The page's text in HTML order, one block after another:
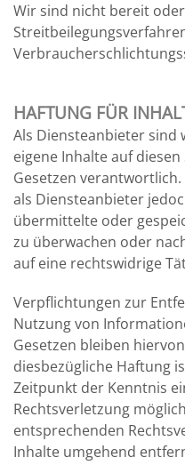
Wir sind nicht bereit
HAFTUNG FÜR
Als Diensteanbieter sind
eigene Inhalte auf
Gesetzen verantwortlich.
als Diensteanbieter
übermittelte oder
zu überwachen oder
auf eine rechtswidrige
Verpflichtungen zur
Nutzung von
Gesetzen bleiben
diesbezügliche Haftung
Zeitpunkt der Kenntnis
Rechtsverletzung
entsprechenden
Inhalte umgehend